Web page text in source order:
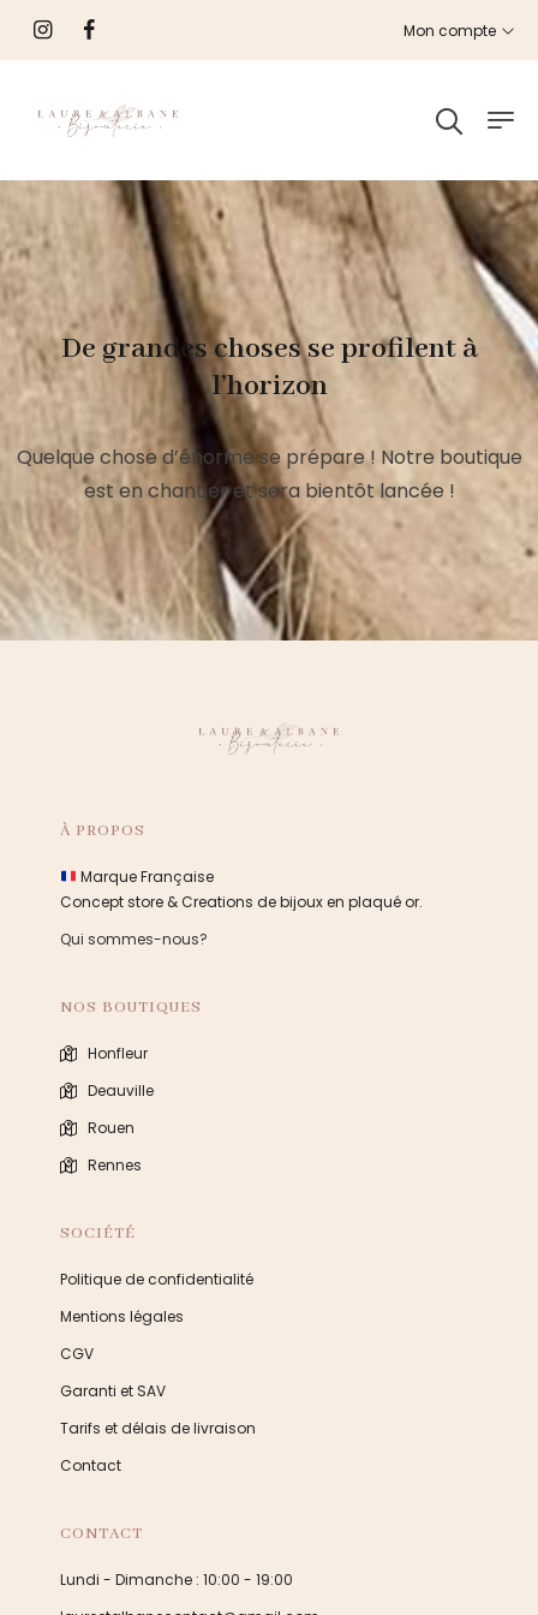
Mon compte
De grandes choses se profilent à
l’horizon
Quelque chose d’énorme se prépare ! Notre boutique
est en chantier et sera bientôt lancée !
À PROPOS
Marque Française
Concept store & Creations de bijoux en plaqué or.
Qui sommes-nous?
NOS BOUTIQUES
Honfleur
Deauville
Rouen
Rennes
SOCIÉTÉ
Politique de confidentialité
Mentions légales
CGV
Garanti et SAV
Tarifs et délais de livraison
Contact
CONTACT
Lundi - Dimanche : 10:00 - 19:00